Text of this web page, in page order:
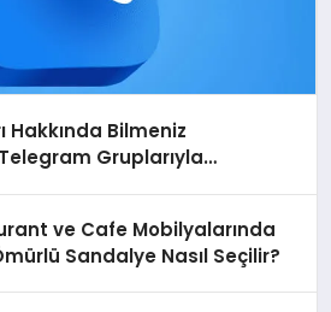
Hakkında Bilmeniz
Gruplarıyla
ve Cafe Mobilyalarında
Sandalye Nasıl Seçilir?